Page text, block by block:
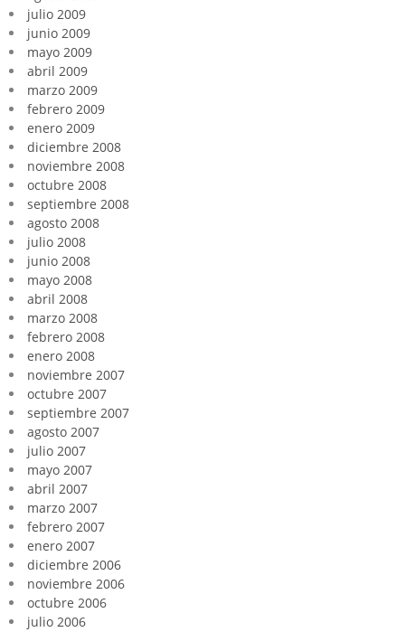
julio 2009
junio 2009
mayo 2009
abril 2009
marzo 2009
febrero 2009
enero 2009
diciembre 2008
noviembre 2008
octubre 2008
septiembre 2008
agosto 2008
julio 2008
junio 2008
mayo 2008
abril 2008
marzo 2008
febrero 2008
enero 2008
noviembre 2007
octubre 2007
septiembre 2007
agosto 2007
julio 2007
mayo 2007
abril 2007
marzo 2007
febrero 2007
enero 2007
diciembre 2006
noviembre 2006
octubre 2006
julio 2006